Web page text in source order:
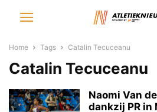
Home Tags Catalin Tecuceanu
Catalin Tecuceanu
Naomi Van
dankzij PR in